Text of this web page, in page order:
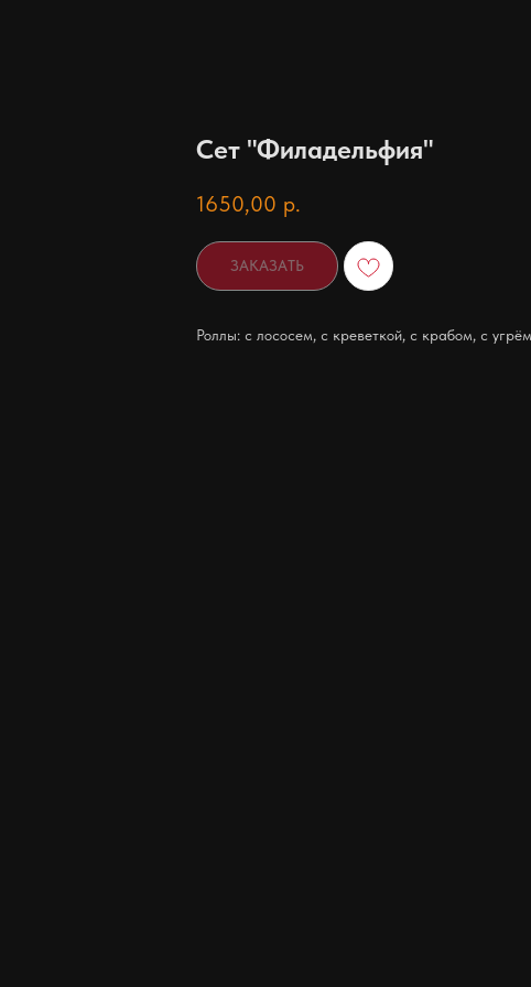
Сет "Филадельфия"
1650,00 р.
ЗАКАЗАТЬ
Роллы: с лососем, с креветкой, с крабом, с угрём